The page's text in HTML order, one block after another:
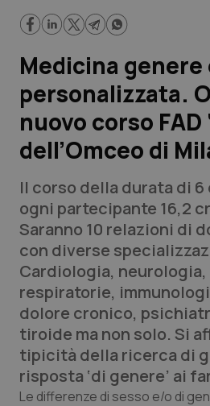
Regioni e Asl
Lavoro e Professioni
Scienza e Farmaci
Studi e Analisi
Lettere al direttore
Edizioni Regionali
QS Pro
Professionisti Sanitari.AI
Abruzzo
Basilicata
QS Pro Gold
Artrite & artrosi
QS Club Newsletter
Medicina genere
personalizzata.
nuovo corso FAD
dell’Omceo di
Il corso della durata di 6
ogni partecipante 16,2
Saranno 10 relazioni di
con diverse
Cardiologia,
respiratorie,
dolore cronico,
tiroide ma non solo. Si
tipicità della ricerca di
risposta ‘di genere’ ai
Le differenze di sesso e/o di